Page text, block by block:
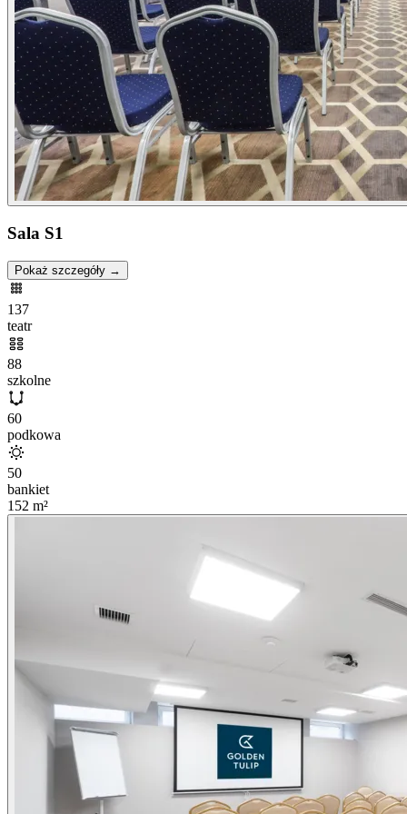
Sala S1
Pokaż szczegóły →
137
teatr
88
szkolne
60
podkowa
50
bankiet
152 m²